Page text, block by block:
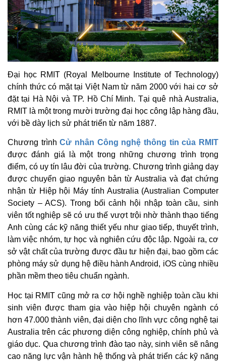
Đại học RMIT (Royal Melbourne Institute of Technology)
chính thức có mặt tại Việt Nam từ năm 2000 với hai cơ sở
đặt tại Hà Nội và TP. Hồ Chí Minh. Tại quê nhà Australia,
RMIT là một trong mười trường đại học công lập hàng đầu,
với bề dày lịch sử phát triển từ năm 1887.
Chương trìnhCử nhân Công nghệ thông tin của RMIT
được đánh giá là một trong những chương trình trọng
điểm, có uy tín lâu đời của trường. Chương trình giảng dạy
được chuyển giao nguyên bản từ Australia và đạt chứng
nhận từ Hiệp hội Máy tính Australia (Australian Computer
Society – ACS). Trong bối cảnh hội nhập toàn cầu, sinh
viên tốt nghiệp sẽ có ưu thế vượt trội nhờ thành thạo tiếng
Anh cùng các kỹ năng thiết yếu như giao tiếp, thuyết trình,
làm việc nhóm, tự học và nghiên cứu độc lập. Ngoài ra, cơ
sở vật chất của trường được đầu tư hiện đại, bao gồm các
phòng máy sử dụng hệ điều hành Android, iOS cùng nhiều
phần mềm theo tiêu chuẩn ngành.
Học tại RMIT cũng mở ra cơ hội nghề nghiệp toàn cầu khi
sinh viên được tham gia vào hiệp hội chuyên ngành có
hơn 47.000 thành viên, đại diện cho lĩnh vực công nghệ tại
Australia trên các phương diện công nghiệp, chính phủ và
giáo dục. Qua chương trình đào tạo này, sinh viên sẽ nâng
cao năng lực vận hành hệ thống và phát triển các kỹ năng